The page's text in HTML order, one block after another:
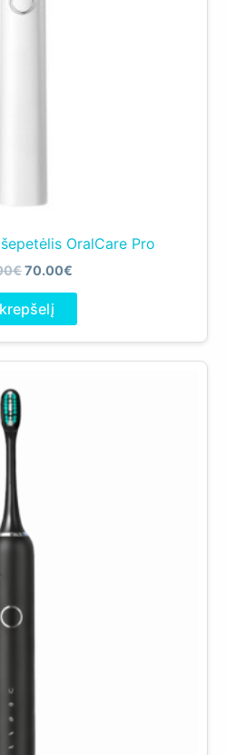
OralCare Pro
€Original
was:
90.00€.
70.00€